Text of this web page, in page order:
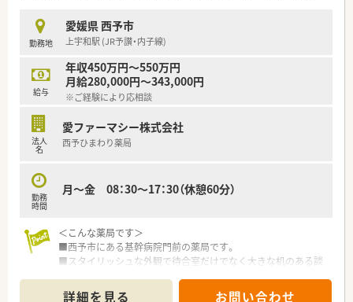
す。
■地場薬局ではありますが、大手調剤薬局で勤務されていた方も
おり、報酬改定に基づいた店舗運営をされています。
【求人情報について】
■ご経験やスキルに応じて年収750万円まで相談可能な高年収
求人で、これまでのキャリアを最大限に評価する仕組みがありま
■新卒の方でも年収680万円の提示実績があるなど、地域内でも
トップクラスの給与水準を誇る点が大きな魅力の一つです。
勤務地
愛媛県 西予市
上宇和駅 (JR予讃・内子線)
給与
年収450万円～550万円
月給280,000円～343,000円
※ご経験により応相談
法人
名
愛ファーマシー株式会社
西予ひまわり薬局
勤務
時間
月～金 08：30～17：30（休憩60分）
＜こんな薬局です＞
■西予市にある基幹病院門前の薬局です。
■スタイリッシュな外観で待合室だけでなく大きな机のある談
■レセコン一体型の電子薬歴を導入されています。
詳細を見る お問い合わせ